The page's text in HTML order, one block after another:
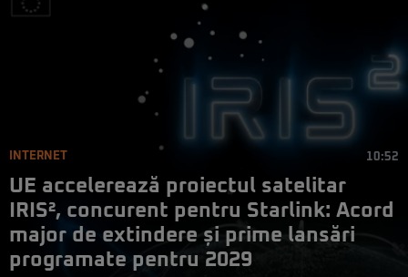
INTERNET 10:52
UE accelerează proiectul satelitar
IRIS², concurent pentru Starlink: Acord
major de extindere și prime lansări
programate pentru 2029